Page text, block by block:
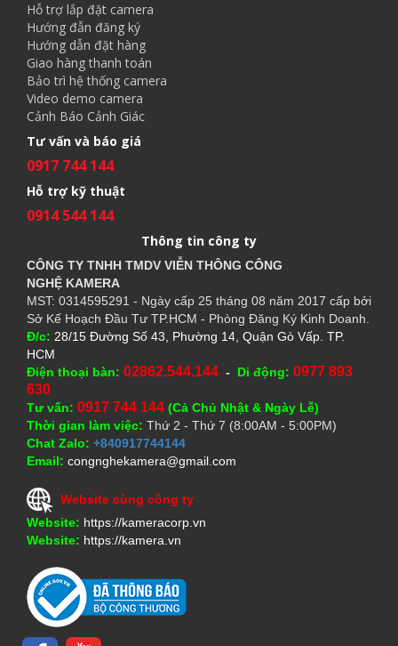
Hỗ trợ lắp đặt camera
Hướng đẫn đăng ký
Hướng dẫn đặt hàng
Giao hàng thanh toán
Bảo trì hệ thống camera
Video demo camera
Cảnh Báo Cảnh Giác
Tư vấn và báo giá
0917 744 144
Hỗ trợ kỹ thuật
0914 544 144
Thông tin công ty
CÔNG TY TNHH TMDV VIỄN THÔNG CÔNG
NGHỆ KAMERA
MST: 0314595291 - Ngày cấp 25 tháng 08 năm 2017 cấp bởi
Sở Kế Hoạch Đầu Tư TP.HCM - Phòng Đăng Ký Kinh Doanh.
Đ/c: 28/15 Đường Số 43, Phường 14, Quận Gò Vấp. TP.
HCM
Điện thoại bàn: 02862.544.144 - Di động: 0977 893
630
Tư vấn: 0917 744 144 (Cả Chủ Nhật & Ngày Lễ)
Thời gian làm việc: Thứ 2 - Thứ 7 (8:00AM - 5:00PM)
Chat Zalo: +840917744144
Email: congnghekamera@gmail.com
Website cùng công ty
Website: https://kameracorp.vn
Website: https://kamera.vn